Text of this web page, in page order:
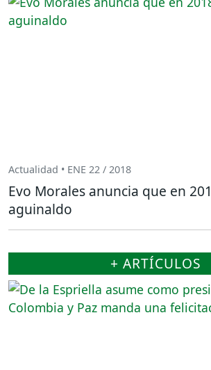
Actualidad • ENE 22 / 2018
Evo Morales anuncia que en
aguinaldo
+ ARTÍCULOS